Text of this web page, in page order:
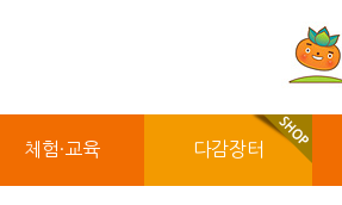
체험·교육 다감장터